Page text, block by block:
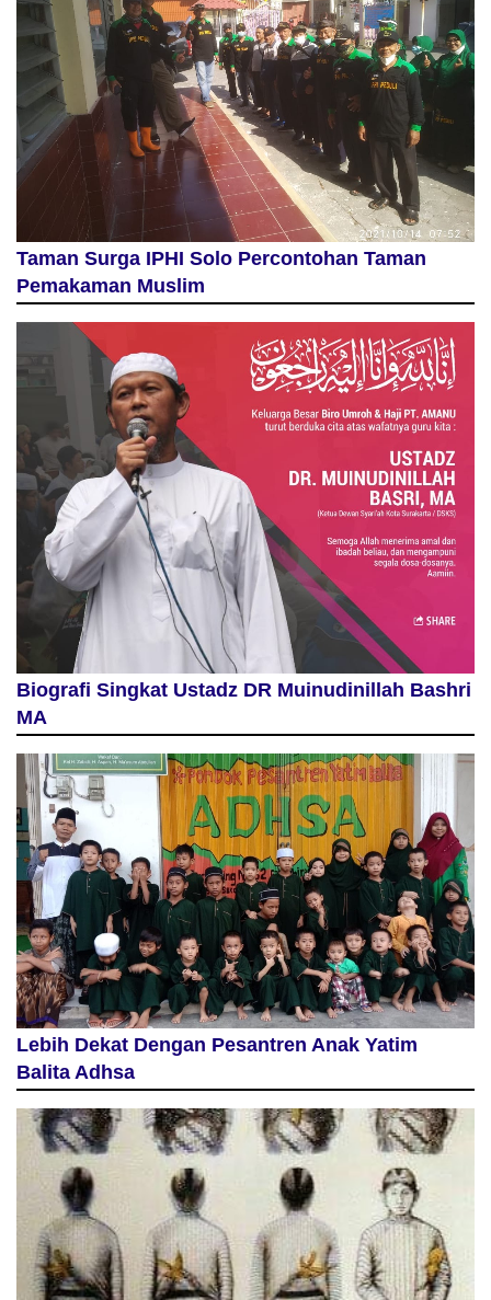
Taman Surga IPHI Solo Percontohan Taman
Pemakaman Muslim
Biografi Singkat Ustadz DR Muinudinillah Bashri
MA
Lebih Dekat Dengan Pesantren Anak Yatim
Balita Adhsa